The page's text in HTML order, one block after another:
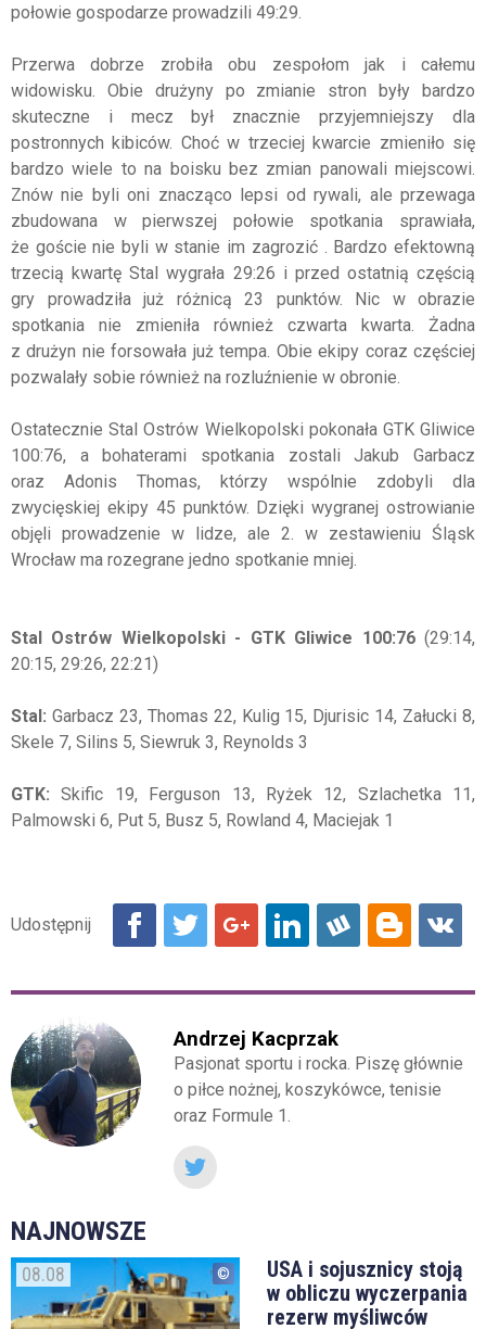
połowie gospodarze prowadzili 49:29.
Przerwa dobrze zrobiła obu zespołom jak i całemu
widowisku. Obie drużyny po zmianie stron były bardzo
skuteczne i mecz był znacznie przyjemniejszy dla
postronnych kibiców. Choć w trzeciej kwarcie zmieniło się
bardzo wiele to na boisku bez zmian panowali miejscowi.
Znów nie byli oni znacząco lepsi od rywali, ale przewaga
zbudowana w pierwszej połowie spotkania sprawiała,
że goście nie byli w stanie im zagrozić . Bardzo efektowną
trzecią kwartę Stal wygrała 29:26 i przed ostatnią częścią
gry prowadziła już różnicą 23 punktów. Nic w obrazie
spotkania nie zmieniła również czwarta kwarta. Żadna
z drużyn nie forsowała już tempa. Obie ekipy coraz częściej
pozwalały sobie również na rozluźnienie w obronie.
Ostatecznie Stal Ostrów Wielkopolski pokonała GTK Gliwice
100:76, a bohaterami spotkania zostali Jakub Garbacz
oraz Adonis Thomas, którzy wspólnie zdobyli dla
zwycięskiej ekipy 45 punktów. Dzięki wygranej ostrowianie
objęli prowadzenie w lidze, ale 2. w zestawieniu Śląsk
Wrocław ma rozegrane jedno spotkanie mniej.
Stal Ostrów Wielkopolski - GTK Gliwice 100:76(29:14,
20:15, 29:26, 22:21)
Stal: Garbacz 23, Thomas 22, Kulig 15, Djurisic 14, Załucki 8,
Skele 7, Silins 5, Siewruk 3, Reynolds 3
GTK: Skific 19, Ferguson 13, Ryżek 12, Szlachetka 11,
Palmowski 6, Put 5, Busz 5, Rowland 4, Maciejak 1
Andrzej Kacprzak
Pasjonat sportu i rocka. Piszę głównie
o piłce nożnej, koszykówce, tenisie
oraz Formule 1.
NAJNOWSZE
08.08
USA i sojusznicy stoją
w obliczu wyczerpania
rezerw myśliwców